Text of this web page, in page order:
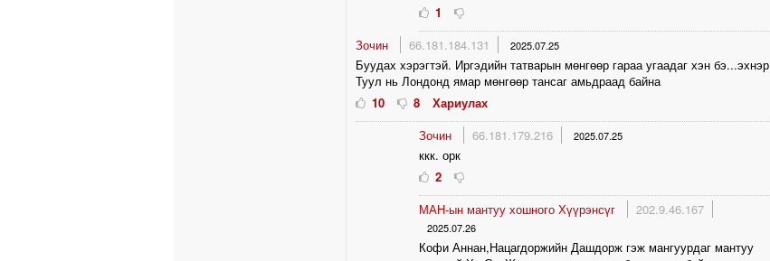
1
Зочин
66.181.184.131 2025.07.25
Буудах хэрэгтэй. Иргэдийн татварын мөнгөөр гараа угаадаг хэн бэ...эхнэр
Туул нь Лондонд ямар мөнгөөр тансаг амьдраад байна
10
8
Хариулах
Зочин
66.181.179.216 2025.07.25
ккк. орк
2
МАН-ын мантуу хошного Хүүрэнсүг
202.9.46.167
2025.07.26
Кофи Аннан,Нацагдоржийн Дашдорж гэж мангуурдаг мантуу